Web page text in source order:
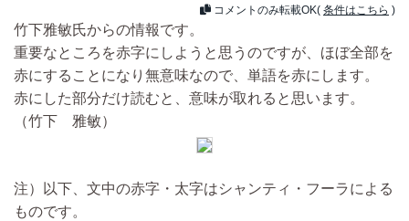
コメントのみ転載OK( 条件はこちら )
竹下雅敏氏からの情報です。
重要なところを赤字にしようと思うのですが、ほぼ全部を
赤にすることになり無意味なので、単語を赤にします。
赤にした部分だけ読むと、意味が取れると思います。
（竹下 雅敏）
注）以下、文中の赤字・太字はシャンティ・フーラによる
ものです。